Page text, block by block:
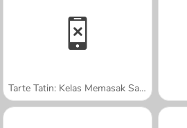
Tarte Tatin: Kelas Memasak Sara